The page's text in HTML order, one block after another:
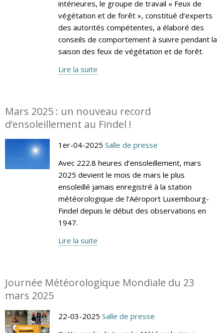
intérieures, le groupe de travail « Feux de
végétation et de forêt », constitué d’experts
des autorités compétentes, a élaboré des
conseils de comportement à suivre pendant la
saison des feux de végétation et de forêt.
Lire la suite
Mars 2025 : un nouveau record
d’ensoleillement au Findel !
1er-04-2025 Salle de presse
Avec 222.8 heures d’ensoleillement, mars
2025 devient le mois de mars le plus
ensoleillé jamais enregistré à la station
météorologique de l’Aéroport Luxembourg-
Findel depuis le début des observations en
1947.
Lire la suite
Journée Météorologique Mondiale du 23
mars 2025
22-03-2025 Salle de presse